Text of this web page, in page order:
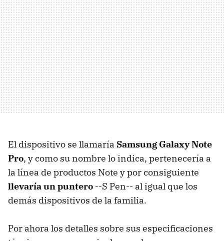
El dispositivo se llamaría Samsung Galaxy Note
Pro, y como su nombre lo indica, pertenecería a
la línea de productos Note y por consiguiente
llevaría un puntero --S Pen-- al igual que los
demás dispositivos de la familia.
Por ahora los detalles sobre sus especificaciones